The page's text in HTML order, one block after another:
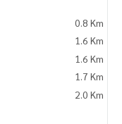
0.8 Km
1.6 Km
1.6 Km
1.7 Km
2.0 Km